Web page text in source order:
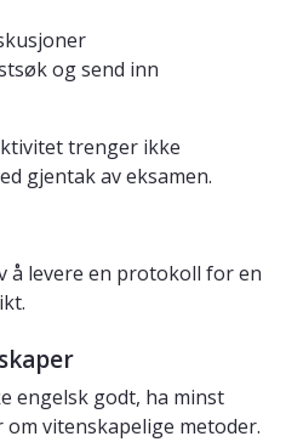
og send inn
trenger ikke
gjentak av eksamen.
å levere en protokoll for en
engelsk godt, ha minst
vitenskapelige metoder.